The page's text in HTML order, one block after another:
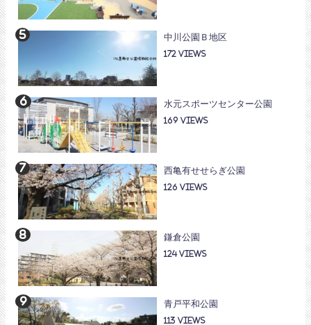
中川公園Ｂ地区
172
水元スポーツセンター公園
169
西亀有せせらぎ公園
126
鎌倉公園
124
青戸平和公園
113